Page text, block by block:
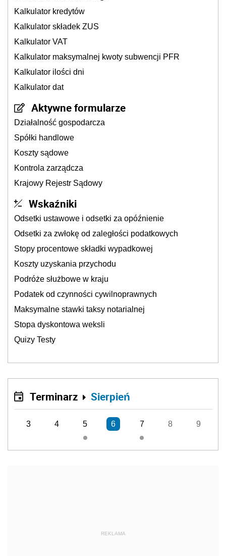
Kalkulator kredytów
Kalkulator składek ZUS
Kalkulator VAT
Kalkulator maksymalnej kwoty subwencji PFR
Kalkulator ilości dni
Kalkulator dat
Aktywne formularze
Działalność gospodarcza
Spółki handlowe
Koszty sądowe
Kontrola zarządcza
Krajowy Rejestr Sądowy
Wskaźniki
Odsetki ustawowe i odsetki za opóźnienie
Odsetki za zwłokę od zaległości podatkowych
Stopy procentowe składki wypadkowej
Koszty uzyskania przychodu
Podróże służbowe w kraju
Podatek od czynności cywilnoprawnych
Maksymalne stawki taksy notarialnej
Stopa dyskontowa weksli
Quizy Testy
Terminarz Sierpień
3 4 5 6 7 8 9
REKLAMA